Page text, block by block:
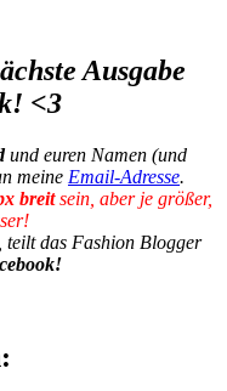
Ausgabe
<3
und euren Namen (und
meine Email-Adresse.
breitsein, aber je größer,
teilt das Fashion Blogger